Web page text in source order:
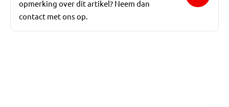
opmerking over dit artikel? Neem dan
contact met ons op.